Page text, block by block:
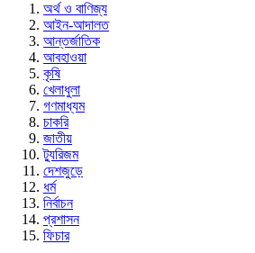
অর্থ ও বাণিজ্য
আইন-আদালত
আন্তর্জাতিক
আবহাওয়া
কৃষি
খেলাধুলা
গণমাধ্যম
চাকরি
জাতীয়
ট্যুরিজম
দেশজুড়ে
ধর্ম
নির্বাচন
প্রশাসন
ফিচার